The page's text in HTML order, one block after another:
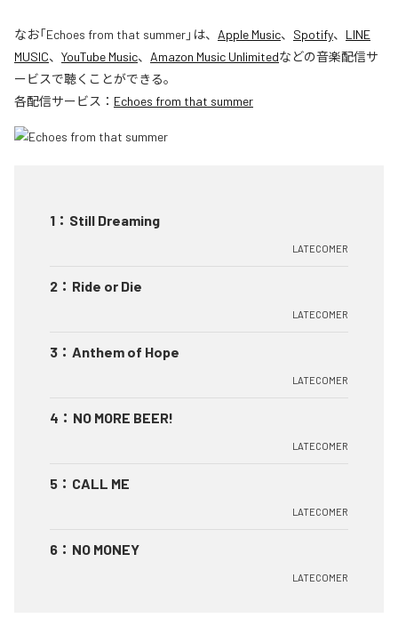
なお「Echoes from that summer」は、 Apple Music、 Spotify、 LINE
MUSIC、 YouTube Music、 Amazon Music Unlimitedなどの音楽配信サ
ービスで聴くことができる。
各配信サービス： Echoes from that summer
1 ： Still Dreaming
LATECOMER
2 ： Ride or Die
LATECOMER
3 ： Anthem of Hope
LATECOMER
4 ： NO MORE BEER!
LATECOMER
5 ： CALL ME
LATECOMER
6 ： NO MONEY
LATECOMER